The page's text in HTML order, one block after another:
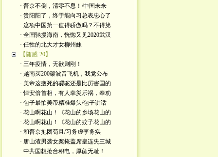
· 普京不倒，清零不息！/中国未来
· 贵阳阳了，终于能向习总表忠心了
· 这项中国第一值得骄傲吗？不得第
· 全国驰援海南，恍惚又见2020武汉
· 任性的北大才女柳州妹
【随感-20】
· 三年疫情，无欲则刚！
· 越南买200架波音飞机，我党公布
· 美帝这瘦死的骡驼还是比厉害国的
· 悼安倍首相，有人幸災乐祸，奉劝
· 包子最怕美帝精准爆头/包子讲话
· 花山啊花山！《花山的乡场花山的
· 花山啊花山！《花山的蚊子花山的
· 和普京抱团苟且/习务虚李务实
· 唐山渣男袭女案掩盖席皇连失三城
· 中共国想抢台积电，厚颜无耻！